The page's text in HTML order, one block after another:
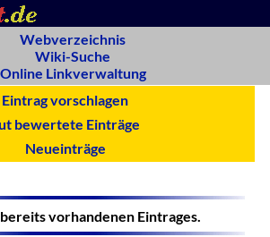
Webverzeichnis
Wiki-Suche
Online Linkverwaltung
Eintrag vorschlagen
bewertete Einträge
Neueinträge
vorhandenen Eintrages.